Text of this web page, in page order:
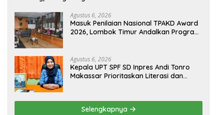
Agustus 6, 2026
Masuk Penilaian Nasional TPAKD Award
2026, Lombok Timur Andalkan Program
Agustus 6, 2026
Kepala UPT SPF SD Inpres Andi Tonro
Makassar Prioritaskan Literasi dan
Selengkapnya